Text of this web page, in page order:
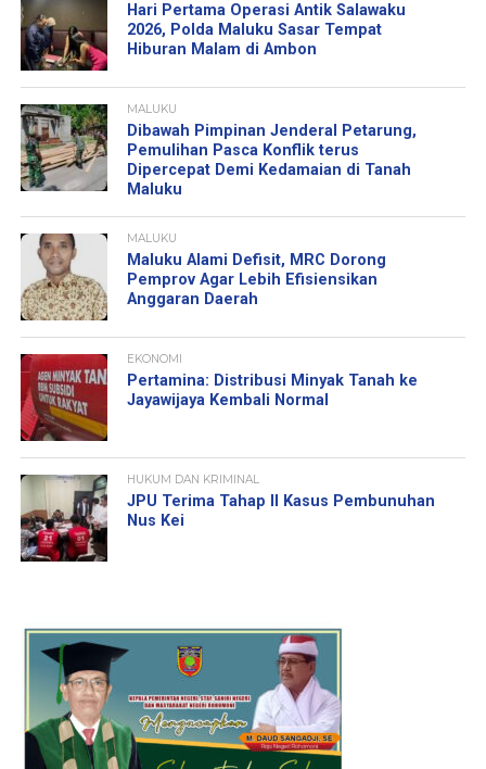
Hari Pertama Operasi Antik Salawaku
2026, Polda Maluku Sasar Tempat
Hiburan Malam di Ambon
MALUKU
Dibawah Pimpinan Jenderal Petarung,
Pemulihan Pasca Konflik terus
Dipercepat Demi Kedamaian di Tanah
Maluku
MALUKU
Maluku Alami Defisit, MRC Dorong
Pemprov Agar Lebih Efisiensikan
Anggaran Daerah
EKONOMI
Pertamina: Distribusi Minyak Tanah ke
Jayawijaya Kembali Normal
HUKUM DAN KRIMINAL
JPU Terima Tahap II Kasus Pembunuhan
Nus Kei